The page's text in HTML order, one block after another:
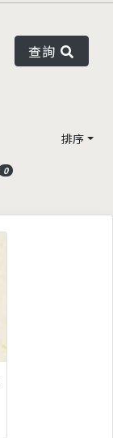
查詢
排序
0